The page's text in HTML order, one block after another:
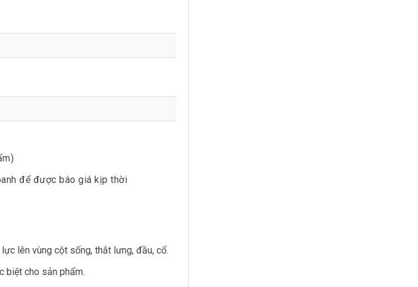
để được báo giá kịp thời
lên vùng cột sống, thắt lưng, đầu, cổ.
biệt cho sản phẩm.